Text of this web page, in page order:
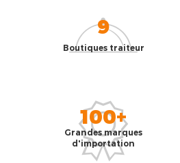
9
Boutiques traiteur
100+
Grandes marques
d'importation